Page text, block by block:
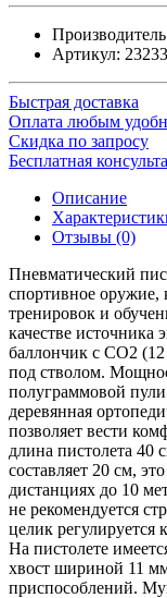
Артикул: 23233
Быстрая доставка
Оплата любым
Скидка по запросу
Бесплатная
Описание
Отзывы (0)
Пневматический
спортивное оружие,
тренировок и
качестве источника
баллончик с CO2
под стволом.
полуграммовой
деревянная
позволяет вести
длина пистолета 40
составляет 20 см,
дистанциях до 10
не рекомендуется
целик регулируется
На пистолете
хвост шириной 11
приспособлений.